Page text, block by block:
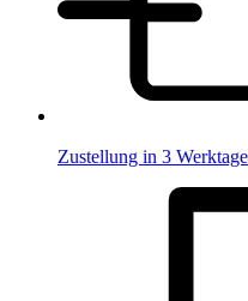
Zustellung in 3